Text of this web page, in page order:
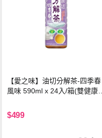
【愛之味】油切分解茶-四季春
風味 590ml x 24入/箱(雙健康認
$499